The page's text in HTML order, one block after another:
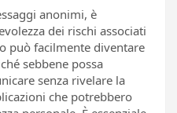
anonimi, è
dei rischi associati
può facilmente diventare
sebbene possa
senza rivelare la
che potrebbero